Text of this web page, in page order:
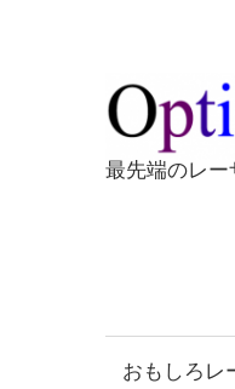
テ
ン
ツ
プ
最先端のレ
おもしろレ